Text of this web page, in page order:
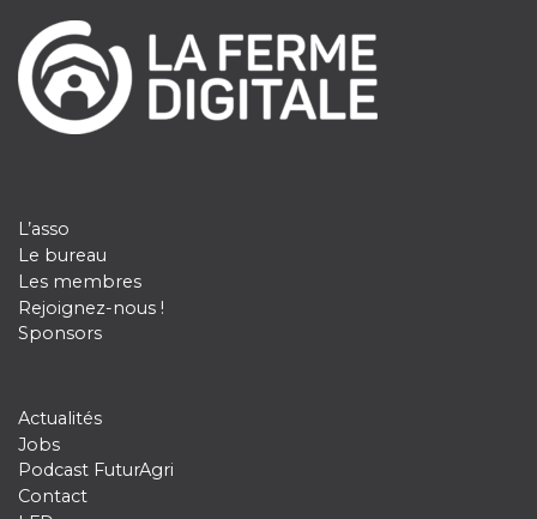
L’asso
Le bureau
Les membres
Rejoignez-nous !
Sponsors
Actualités
Jobs
Podcast FuturAgri
Contact